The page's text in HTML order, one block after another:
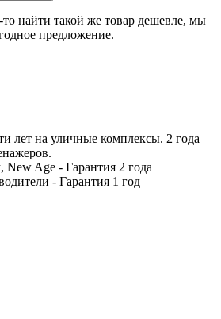
найти такой же товар дешевле, мы
предложение.
лет на уличные комплексы. 2 года
New Age - Гарантия 2 года
- Гарантия 1 год